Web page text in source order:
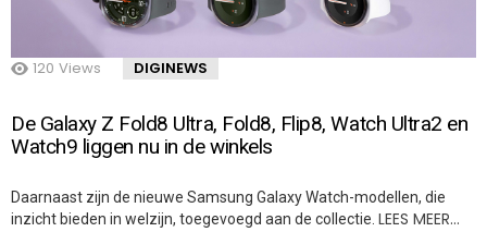
120 Views DIGINEWS
De Galaxy Z Fold8 Ultra, Fold8, Flip8, Watch Ultra2 en
Watch9 liggen nu in de winkels
Daarnaast zijn de nieuwe Samsung Galaxy Watch-modellen, die
inzicht bieden in welzijn, toegevoegd aan de collectie. LEES MEER…